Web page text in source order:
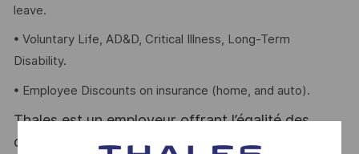
leave.
• Voluntary Life, AD&D, Critical Illness, Long-Term
Disability.
• Employee Discounts on insurance (home, and auto).
Thales est un employeur offrant l’égalité des
chances qui valorise la diversité et l’inclusion sur